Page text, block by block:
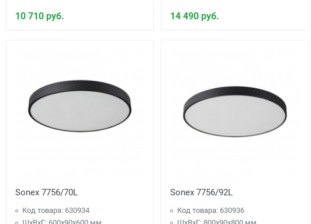
10 710 руб. 14 490 руб.
Sonex 7756/70L
Код товара: 630934
Sonex 7756/92L
Код товара: 630936